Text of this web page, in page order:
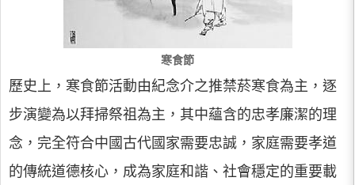
寒食節
歷史上，寒食節活動由紀念介之推禁菸寒食為主，逐
步演變為以拜掃祭祖為主，其中蘊含的忠孝廉潔的理
念，完全符合中國古代國家需要忠誠，家庭需要孝道
的傳統道德核心，成為家庭和諧、社會穩定的重要載